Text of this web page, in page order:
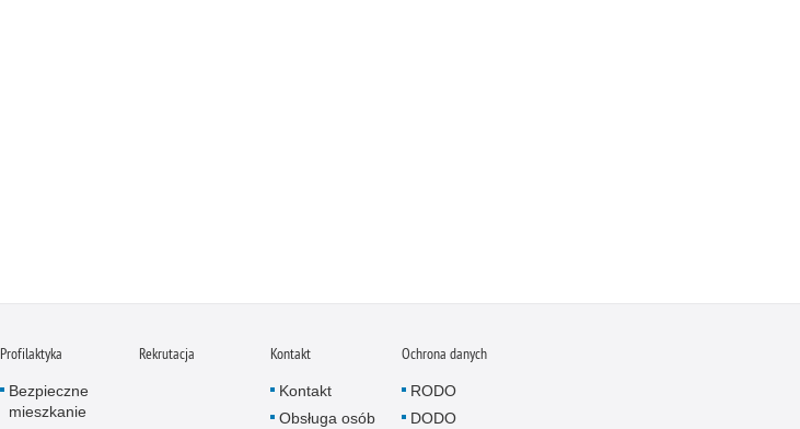
Profilaktyka
Bezpieczne
mieszkanie
Rekrutacja Kontakt
Kontakt
Obsługa osób
Ochrona danych
RODO
DODO